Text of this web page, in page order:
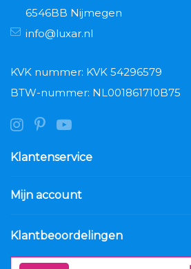
6546BB Nijmegen
info@luxar.nl
KVK nummer: KVK 54296579
BTW-nummer: NL001861710B75
Klantenservice
Mijn account
Klantbeoordelingen